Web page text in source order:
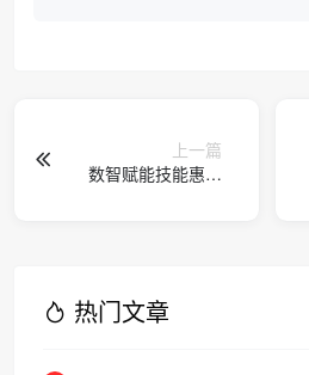
上一篇
数智赋能技能惠民
热门文章